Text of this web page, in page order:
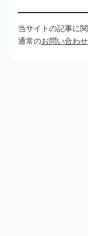
当サイトの記事に
通常のお問い合わ